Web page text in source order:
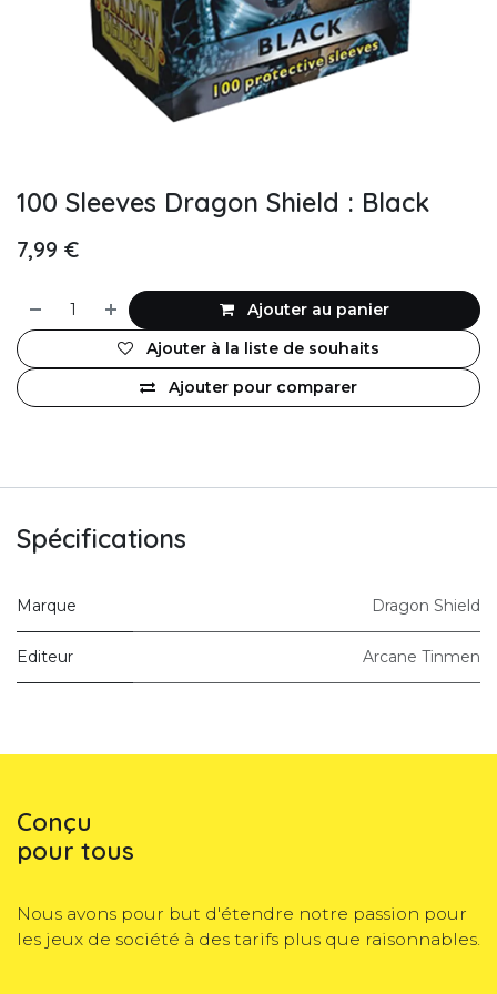
100 Sleeves Dragon Shield : Black
7,99 €
Ajouter au panier
Ajouter pour comparer
Ajouter à la liste de souhaits
Spécifications
Marque Dragon Shield
Editeur Arcane Tinmen
Conçu
pour tous
Nous avons pour but d'étendre notre passion pour
les jeux de société à des tarifs plus que raisonnables.